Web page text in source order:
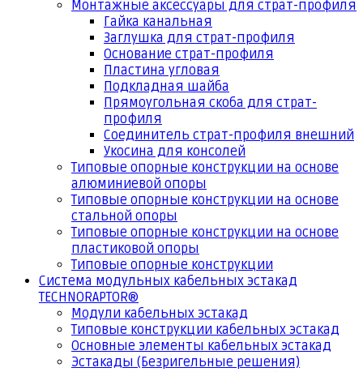
Монтажные аксессуары для страт-профиля
Гайка канальная
Заглушка для страт-профиля
Основание страт-профиля
Пластина угловая
Подкладная шайба
Прямоугольная скоба для страт-
профиля
Соединитель страт-профиля внешний
Укосина для консолей
Типовые опорные конструкции на основе
алюминиевой опоры
Типовые опорные конструкции на основе
стальной опоры
Типовые опорные конструкции на основе
пластиковой опоры
Типовые опорные конструкции
Система модульных кабельных эстакад
TECHNORAPTOR®
Модули кабельных эстакад
Типовые конструкции кабельных эстакад
Основные элементы кабельных эстакад
Эстакады (Безригельные решения)